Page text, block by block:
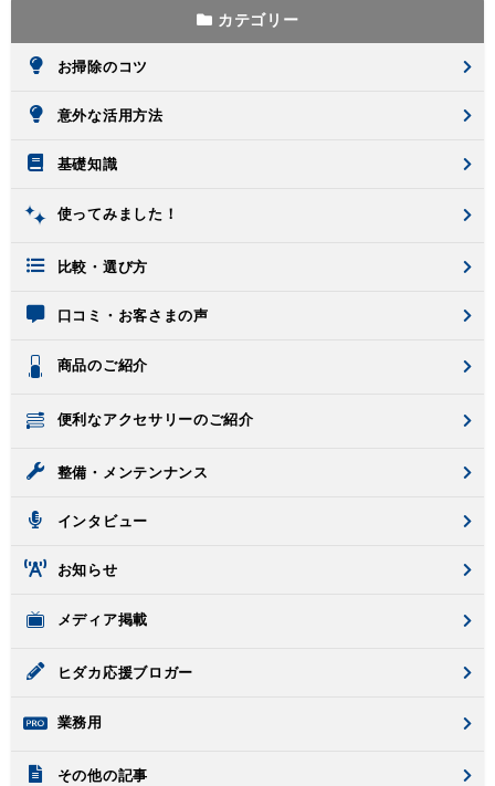
カテゴリー
お掃除のコツ
意外な活用方法
基礎知識
使ってみました！
比較・選び方
口コミ・お客さまの声
商品のご紹介
便利なアクセサリーのご紹介
整備・メンテンナンス
インタビュー
お知らせ
メディア掲載
ヒダカ応援ブロガー
業務用
その他の記事